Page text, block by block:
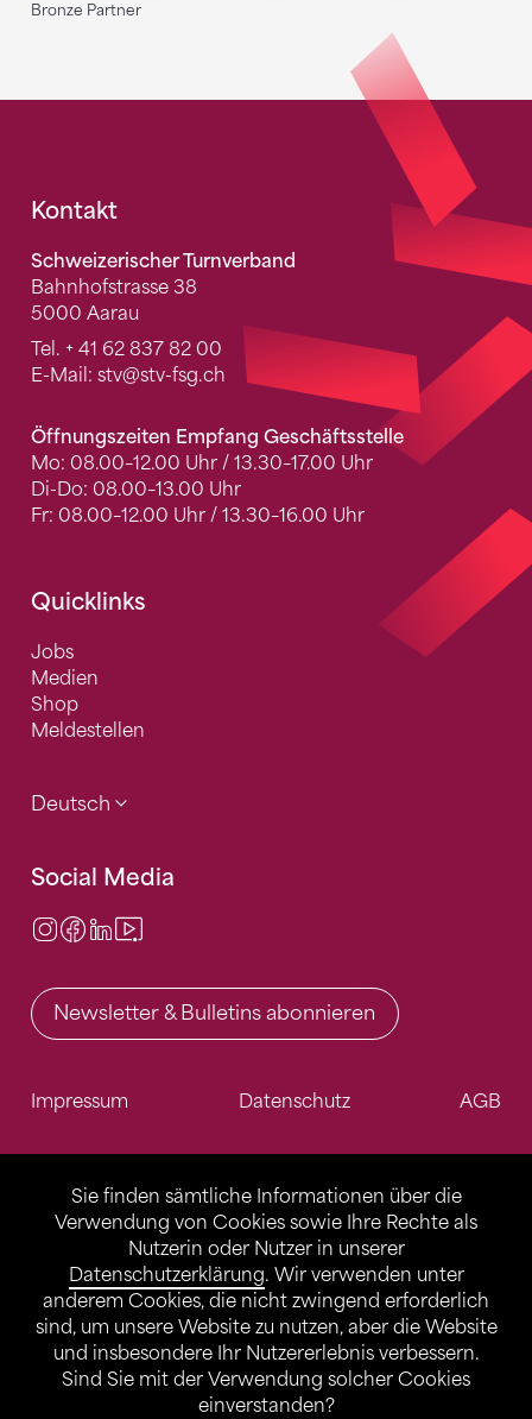
Sie finden sämtliche Informationen über die
Verwendung von Cookies sowie Ihre Rechte als
Nutzerin oder Nutzer in unserer
Datenschutzerklärung. Wir verwenden unter
anderem Cookies, die nicht zwingend erforderlich
sind, um unsere Website zu nutzen, aber die Website
und insbesondere Ihr Nutzererlebnis verbessern.
Sind Sie mit der Verwendung solcher Cookies
einverstanden?
Bronze Partner
Fusszeile
Kontakt
Schweizerischer Turnverband
Bahnhofstrasse 38
5000 Aarau
Tel. + 41 62 837 82 00
E-Mail: stv@stv-fsg.ch
Öffnungszeiten Empfang Geschäftsstelle
Mo: 08.00–12.00 Uhr / 13.30–17.00 Uhr
Di-Do: 08.00–13.00 Uhr
Fr: 08.00–12.00 Uhr / 13.30–16.00 Uhr
Quicklinks
Jobs
Medien
Shop
Meldestellen
Deutsch
Social Media
Instagram
Facebook
LinkedIn
Newsletter & Bulletins abonnieren
Impressum Datenschutz AGB